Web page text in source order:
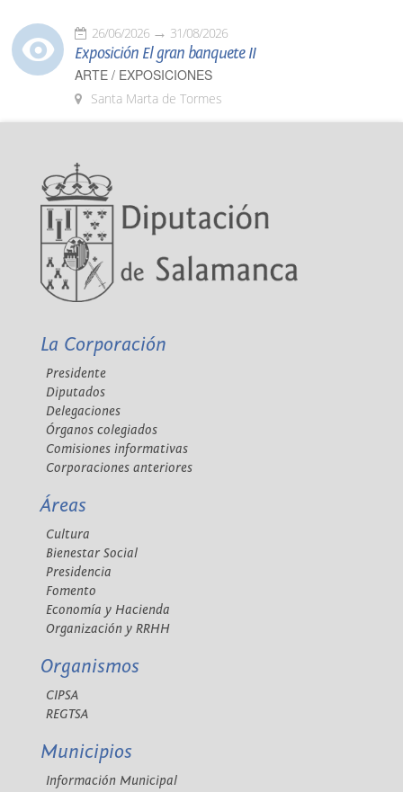
26/06/2026 31/08/2026
Exposición El gran banquete II
ARTE / EXPOSICIONES
Santa Marta de Tormes
La Corporación
Presidente
Diputados
Delegaciones
Órganos colegiados
Comisiones informativas
Corporaciones anteriores
Áreas
Cultura
Bienestar Social
Presidencia
Fomento
Economía y Hacienda
Organización y RRHH
Organismos
CIPSA
REGTSA
Municipios
Información Municipal